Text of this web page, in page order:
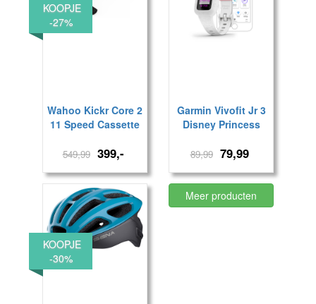
Wahoo Kickr Core 2
11 Speed Cassette
549,99 399,-
KOOPJE
-27%
Garmin Vivofit Jr 3
Disney Princess
89,99 79,99
KOOPJE
-30%
Meer producten